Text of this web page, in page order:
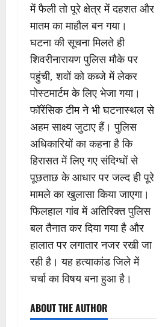
में फैली तो पूरे क्षेत्र में दहशत और
मातम का माहौल बन गया।
घटना की सूचना मिलते ही
शिवरीनारायण पुलिस मौके पर
पहुंची, शवों को कब्जे में लेकर
पोस्टमार्टम के लिए भेजा गया।
फॉरेंसिक टीम ने भी घटनास्थल से
अहम साक्ष्य जुटाए हैं। पुलिस
अधिकारियों का कहना है कि
हिरासत में लिए गए संदिग्धों से
पूछताछ के आधार पर जल्द ही पूरे
मामले का खुलासा किया जाएगा।
फिलहाल गांव में अतिरिक्त पुलिस
बल तैनात कर दिया गया है और
हालात पर लगातार नजर रखी जा
रही है। यह हत्याकांड जिले में
चर्चा का विषय बना हुआ है।
ABOUT THE AUTHOR